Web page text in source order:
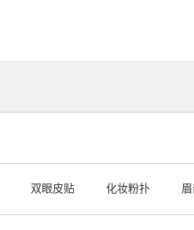
双眼皮贴 化妆粉扑